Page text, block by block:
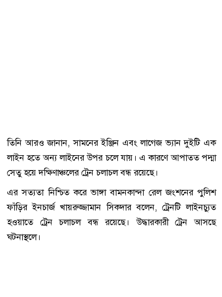
তিনি আরও জানান, সামনের ইঞ্জিন এবং লাগেজ ভ্যান দুইটি এক
লাইন হতে অন্য লাইনের উপর চলে যায়। এ কারণে আপাতত পদ্মা
সেতু হয়ে দক্ষিণাঞ্চলের ট্রেন চলাচল বন্ধ রয়েছে।
এর সত্যতা নিশ্চিত করে ভাঙ্গা বামনকান্দা রেল জংশনের পুলিশ
ফাঁড়ির ইনচার্জ খায়রুজ্জামান সিকদার বলেন, ট্রেনটি লাইনচ্যুত
হওয়াতে ট্রেন চলাচল বন্ধ রয়েছে। উদ্ধারকারী ট্রেন আসছে
ঘটনাস্থলে।